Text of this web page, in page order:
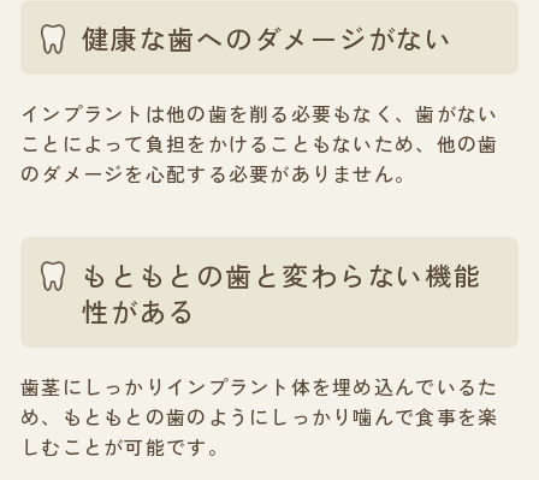
健康な歯へのダメージがない
インプラントは他の歯を削る必要もなく、歯がない
ことによって負担をかけることもないため、他の歯
のダメージを心配する必要がありません。
もともとの歯と変わらない機能
性がある
歯茎にしっかりインプラント体を埋め込んでいるた
め、もともとの歯のようにしっかり噛んで食事を楽
しむことが可能です。